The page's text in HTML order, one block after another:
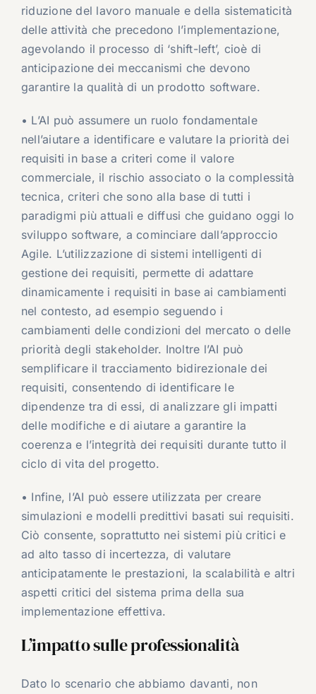
riduzione del lavoro manuale e della sistematicità
delle attività che precedono l’implementazione,
agevolando il processo di ‘shift-left’, cioè di
anticipazione dei meccanismi che devono
garantire la qualità di un prodotto software.
• L’AI può assumere un ruolo fondamentale
nell’aiutare a identificare e valutare la priorità dei
requisiti in base a criteri come il valore
commerciale, il rischio associato o la complessità
tecnica, criteri che sono alla base di tutti i
paradigmi più attuali e diffusi che guidano oggi lo
sviluppo software, a cominciare dall’approccio
Agile. L’utilizzazione di sistemi intelligenti di
gestione dei requisiti, permette di adattare
dinamicamente i requisiti in base ai cambiamenti
nel contesto, ad esempio seguendo i
cambiamenti delle condizioni del mercato o delle
priorità degli stakeholder. Inoltre l’AI può
semplificare il tracciamento bidirezionale dei
requisiti, consentendo di identificare le
dipendenze tra di essi, di analizzare gli impatti
delle modifiche e di aiutare a garantire la
coerenza e l’integrità dei requisiti durante tutto il
ciclo di vita del progetto.
• Infine, l’AI può essere utilizzata per creare
simulazioni e modelli predittivi basati sui requisiti.
Ciò consente, soprattutto nei sistemi più critici e
ad alto tasso di incertezza, di valutare
anticipatamente le prestazioni, la scalabilità e altri
aspetti critici del sistema prima della sua
implementazione effettiva.
L’impatto sulle professionalità
Dato lo scenario che abbiamo davanti, non